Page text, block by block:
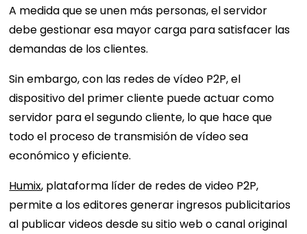
A medida que se unen más personas, el servidor
debe gestionar esa mayor carga para satisfacer las
demandas de los clientes.
Sin embargo, con las redes de vídeo P2P, el
dispositivo del primer cliente puede actuar como
servidor para el segundo cliente, lo que hace que
todo el proceso de transmisión de vídeo sea
económico y eficiente.
Humix, plataforma líder de redes de video P2P,
permite a los editores generar ingresos publicitarios
al publicar videos desde su sitio web o canal original